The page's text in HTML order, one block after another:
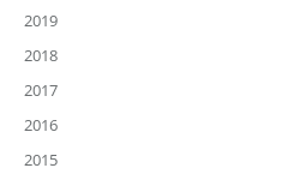
2019
2018
2017
2016
2015